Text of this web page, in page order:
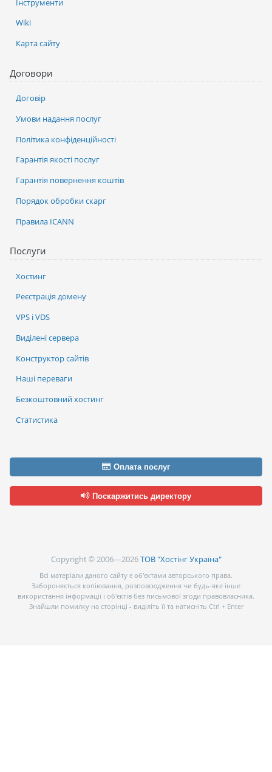
Послуги
Хостинг
Реєстрація домену
VPS і VDS
Виділені сервера
Конструктор сайтів
Наші переваги
Безкоштовний хостинг
Статистика
Wiki
Карта сайту
Договори
Договір
Умови надання послуг
Політика конфіденційності
Гарантія якості послуг
Гарантія повернення коштів
Порядок обробки скарг
Правила ICANN
Оплата послуг
Поскаржитись директору
Copyright © 2006—2026ТОВ "Хостінг Україна"
Всі матеріали даного сайту є об’єктами авторського права.
Забороняється копіювання, розповсюдження чи будь-яке інше
використання інформації і об’єктів без письмової згоди правовласника.
Знайшли помилку на сторінці - виділіть її та натисніть Ctrl + Enter